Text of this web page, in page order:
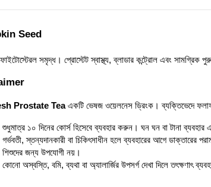
Seed
সমৃদ্ধ। প্রোস্টেট স্বাস্থ্য, ব্লাডার কন্ট্রোল এবং সামগ্রিক
Prostate Teaএকটি ভেষজ ওয়েলনেস ড্রিংক। ব্যক্তিভেদে
শুধুমাত্র ১০ দিনের কোর্স হিসেবে ব্যবহার করুন। ঘন ঘন বা টানা
গর্ভবতী, স্তন্যদানকারী বা চিকিৎসাধীন হলে ব্যবহারের আগে ডাক্তারের
শিশুদের জন্য উপযোগী নয়।
কোনো অস্বস্তি, বমি, ব্যথা বা অ্যালার্জির উপসর্গ দেখা দিলে তৎক্ষণাৎ